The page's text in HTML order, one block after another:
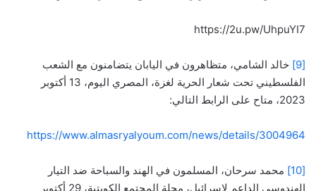
https://2u.pw/UhpuYI7
[9]
خالد الشامي، متظاهرون في اليابان يتضامنون مع الشعب
الفلسطيني تحت شعار الحرية لغزة، المصري اليوم، 13 أكتوبر
2023، متاح على الرابط التالي:
https://www.almasryalyoum.com/news/details/3004964
[10]
محمد سرحان، المسلمون في الهند والسباحة ضد التيار
الهندوسي الداعم لإسرائيل، مجلة المجتمع الكويتية، 29 أكتوبر